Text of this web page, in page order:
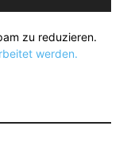
zu reduzieren.
werden.